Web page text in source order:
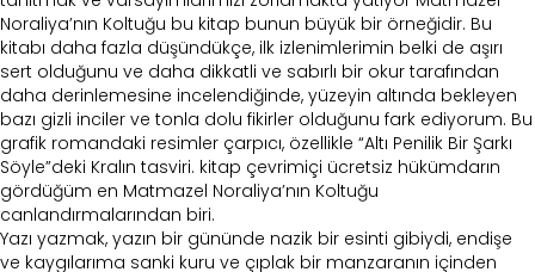
Noraliya’nın Koltuğu bu kitap bunun büyük bir örneğidir. Bu
kitabı daha fazla düşündükçe, ilk izlenimlerimin belki de aşırı
sert olduğunu ve daha dikkatli ve sabırlı bir okur tarafından
daha derinlemesine incelendiğinde, yüzeyin altında bekleyen
bazı gizli inciler ve tonla dolu fikirler olduğunu fark ediyorum. Bu
grafik romandaki resimler çarpıcı, özellikle “Altı Penilik Bir Şarkı
Söyle”deki Kralın tasviri. kitap çevrimiçi ücretsiz hükümdarın
gördüğüm en Matmazel Noraliya’nın Koltuğu
canlandırmalarından biri.
Yazı yazmak, yazın bir gününde nazik bir esinti gibiydi, endişe
ve kaygılarıma sanki kuru ve çıplak bir manzaranın içinden